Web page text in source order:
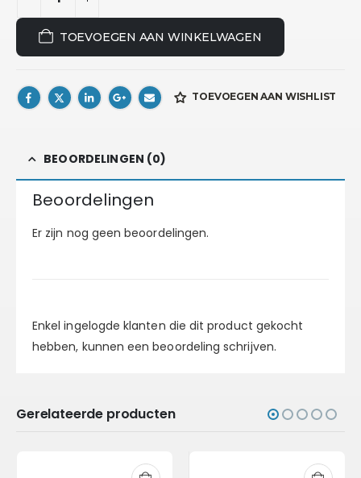
TOEVOEGEN AAN WINKELWAGEN
TOEVOEGEN AAN WISHLIST
BEOORDELINGEN (0)
Beoordelingen
Er zijn nog geen beoordelingen.
Enkel ingelogde klanten die dit product gekocht
hebben, kunnen een beoordeling schrijven.
Gerelateerde producten